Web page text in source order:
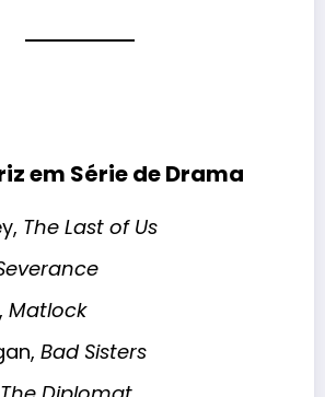
em Série de Drama
The Last of Us
Matlock
Bad Sisters